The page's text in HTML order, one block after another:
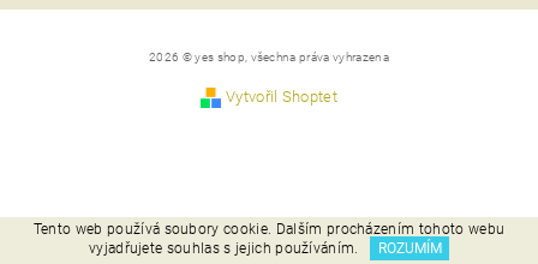
2026 © yes shop, všechna práva vyhrazena
Vytvořil Shoptet
Tento web používá soubory cookie. Dalším procházením tohoto webu
vyjadřujete souhlas s jejich používáním.
ROZUMÍM